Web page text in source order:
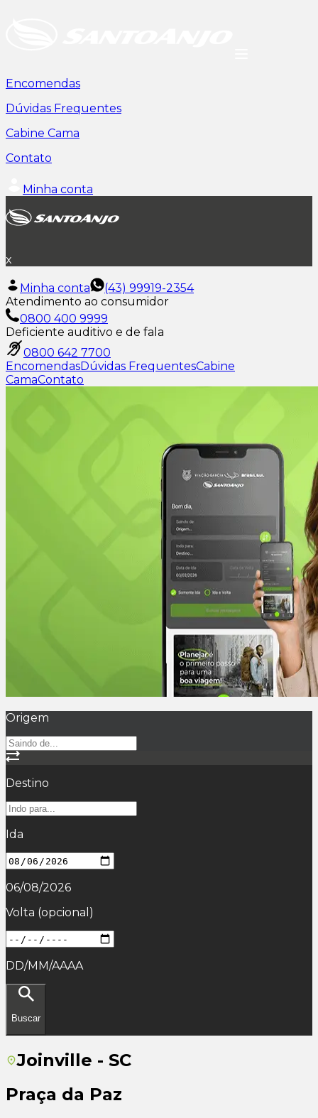
Encomendas
Dúvidas Frequentes
Cabine Cama
Contato
Minha conta
x
Minha conta
(43) 99919-2354
Atendimento ao consumidor
0800 400 9999
Deficiente auditivo e de fala
0800 642 7700
EncomendasDúvidas FrequentesCabine
CamaContato
Origem
Destino
Ida
06/08/2026
Volta (opcional)
DD/MM/AAAA
Buscar
Joinville - SC
Praça da Paz